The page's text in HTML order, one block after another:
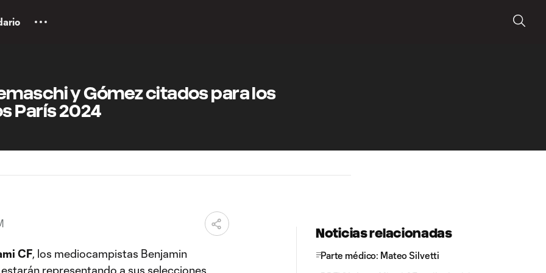
y Gómez citados para los
París 2024
CF, los mediocampistas Benjamin
representando a sus selecciones
Noticias relacionadas
Parte médico: Mateo Silvetti